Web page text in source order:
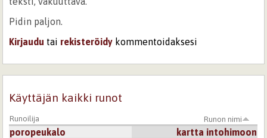
Pidin paljon.
Kirjaudu tai rekisteröidy kommentoidaksesi
Käyttäjän kaikki runot
Runoilija Runon nimi
poropeukalo
kartta intohimoon